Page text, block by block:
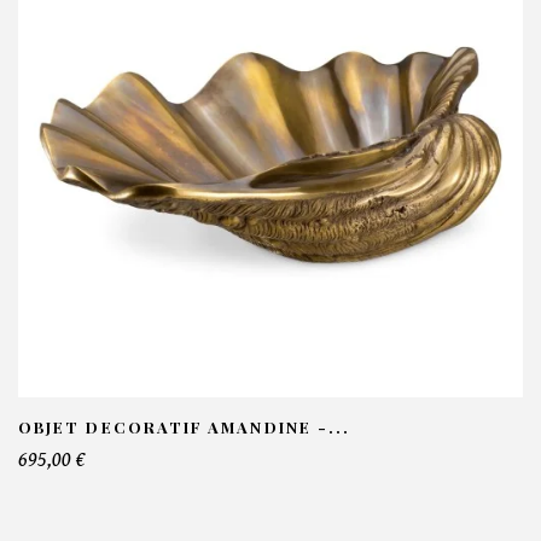
OBJET DECORATIF AMANDINE -...
695,00 €